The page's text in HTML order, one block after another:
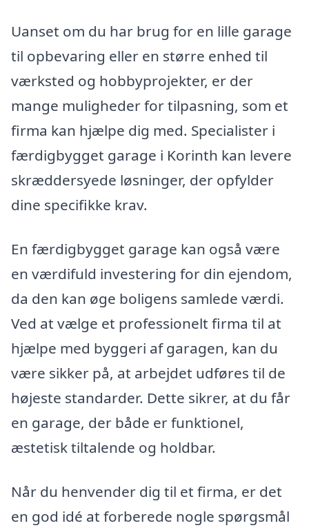
Uanset om du har brug for en lille garage
til opbevaring eller en større enhed til
værksted og hobbyprojekter, er der
mange muligheder for tilpasning, som et
firma kan hjælpe dig med. Specialister i
færdigbygget garage i Korinth kan levere
skræddersyede løsninger, der opfylder
dine specifikke krav.
En færdigbygget garage kan også være
en værdifuld investering for din ejendom,
da den kan øge boligens samlede værdi.
Ved at vælge et professionelt firma til at
hjælpe med byggeri af garagen, kan du
være sikker på, at arbejdet udføres til de
højeste standarder. Dette sikrer, at du får
en garage, der både er funktionel,
æstetisk tiltalende og holdbar.
Når du henvender dig til et firma, er det
en god idé at forberede nogle spørgsmål